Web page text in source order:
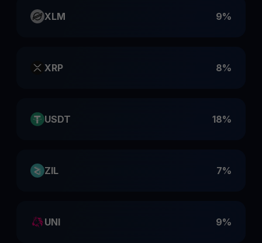
XLM 9%
XRP 8%
USDT 18%
ZIL 7%
UNI 9%